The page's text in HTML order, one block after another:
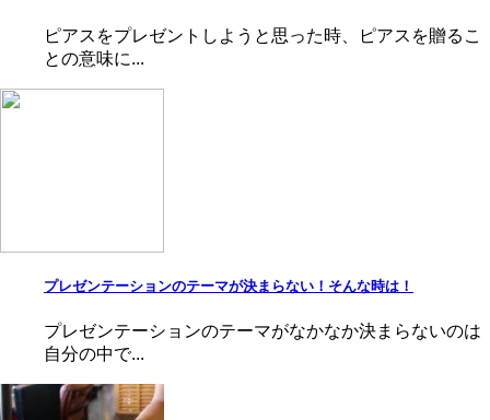
ピアスをプレゼントしようと思った時、ピアスを贈るこ
との意味に...
プレゼンテーションのテーマが決まらない！そんな時は！
プレゼンテーションのテーマがなかなか決まらないのは
自分の中で...